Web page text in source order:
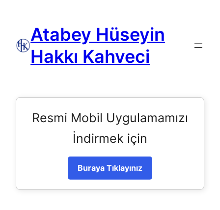
Atabey Hüseyin
Hakkı Kahveci
Resmi Mobil Uygulamamızı
İndirmek için
Buraya Tıklayınız